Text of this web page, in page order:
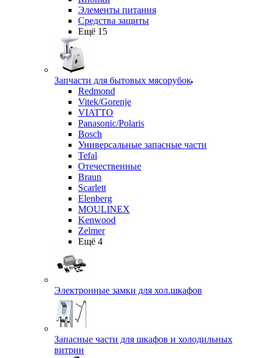
Элементы питания
Средства защиты
Ещё 15
Запчасти для бытовых мясорубок
Redmond
Vitek/Gorenje
VIATTO
Panasonic/Polaris
Bosch
Универсальные запасные части
Tefal
Отечественные
Braun
Scarlett
Elenberg
MOULINEX
Kenwood
Zelmer
Ещё 4
Электронные замки для хол.шкафов
Запасные части для шкафов и холодильных
витрин